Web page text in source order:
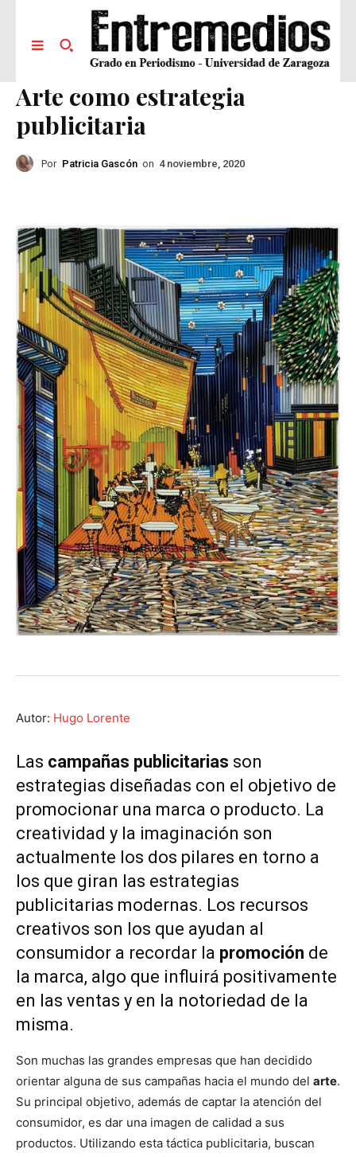
Arte como estrategia
publicitaria
Por Patricia Gascón on 4 noviembre, 2020
Autor: Hugo Lorente
Las campañas publicitarias son
estrategias diseñadas con el objetivo de
promocionar una marca o producto. La
creatividad y la imaginación son
actualmente los dos pilares en torno a
los que giran las estrategias
publicitarias modernas. Los recursos
creativos son los que ayudan al
consumidor a recordar la promoción de
la marca, algo que influirá positivamente
en las ventas y en la notoriedad de la
misma.
Son muchas las grandes empresas que han decidido
orientar alguna de sus campañas hacia el mundo del arte.
Su principal objetivo, además de captar la atención del
consumidor, es dar una imagen de calidad a sus
productos. Utilizando esta táctica publicitaria, buscan